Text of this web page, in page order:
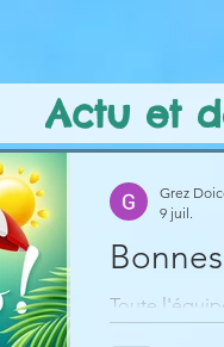
Toute
Grez
9 juil.
Actu et